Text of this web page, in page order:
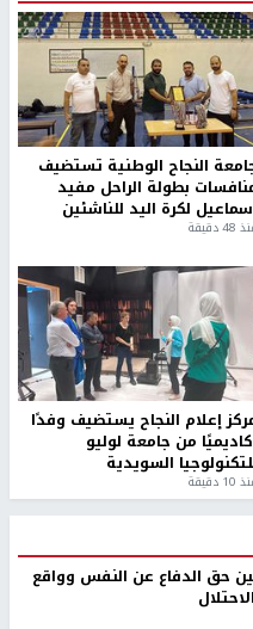
النجاح الوطنية تستضيف
بطولة الراحل مفيد
لكرة اليد للناشئين
دقيقة
إعلام النجاح يستضيف وفدًا
من جامعة لوليو
السويدية
دقيقة
حق الدفاع عن النفس وواقع